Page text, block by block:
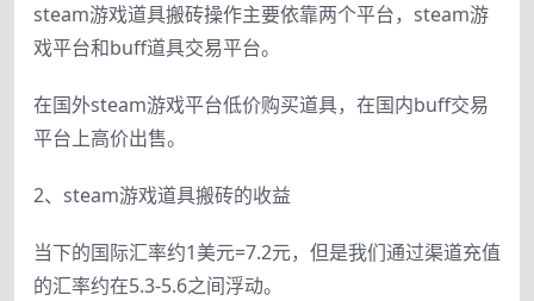
steam游戏道具搬砖操作主要依靠两个平台，steam游
戏平台和buff道具交易平台。
在国外steam游戏平台低价购买道具，在国内buff交易
平台上高价出售。
2、steam游戏道具搬砖的收益
当下的国际汇率约1美元=7.2元，但是我们通过渠道充值
的汇率约在5.3-5.6之间浮动。